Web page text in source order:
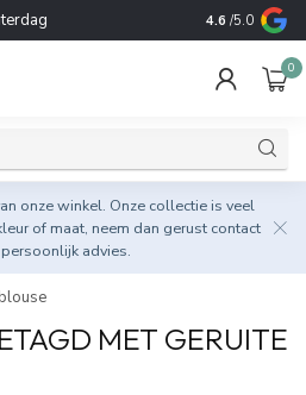
Duurzame &
4.6 /5.0
0
onze winkel. Onze collectie is veel
of maat, neem dan gerust contact
advies.
MET GERUITE